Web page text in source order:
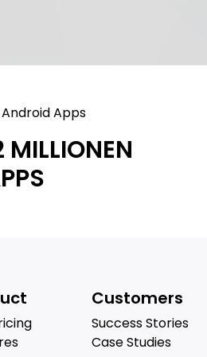
MILLIONEN
Customers
Success Stories
Case Studies